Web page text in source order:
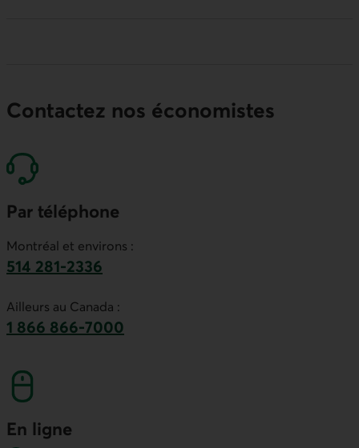
Contactez nos économistes
Par téléphone
Montréal et environs :
514 281-2336
Ailleurs au Canada :
1 866 866-7000
En ligne